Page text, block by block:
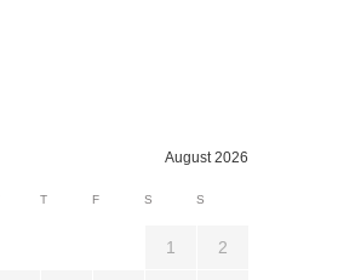
August 2026
T F S S
1 2